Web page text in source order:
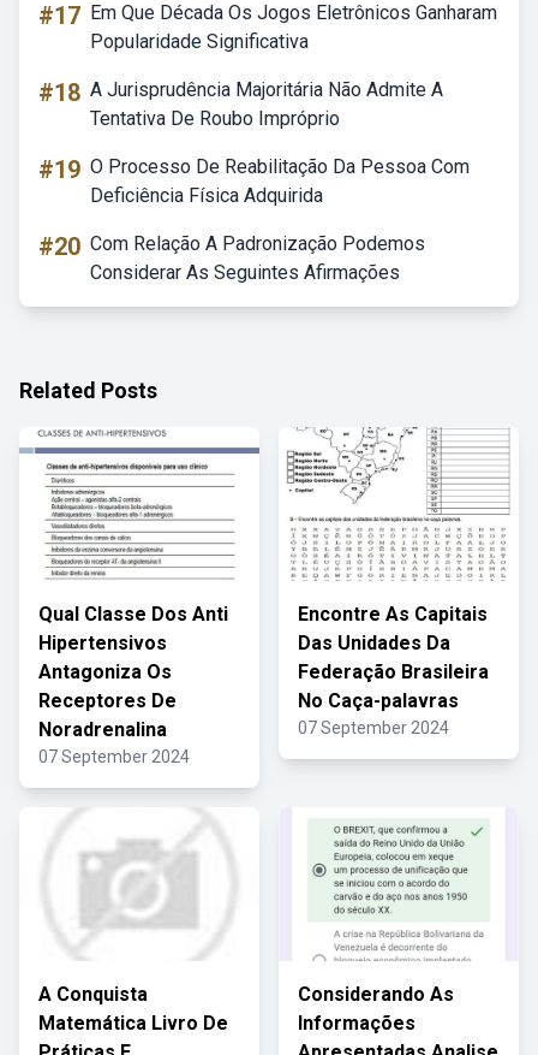
#17 Em Que Década Os Jogos Eletrônicos Ganharam
Popularidade Significativa
#18 A Jurisprudência Majoritária Não Admite A
Tentativa De Roubo Impróprio
#19 O Processo De Reabilitação Da Pessoa Com
Deficiência Física Adquirida
#20 Com Relação A Padronização Podemos
Considerar As Seguintes Afirmações
Related Posts
Qual Classe Dos Anti
Hipertensivos
Antagoniza Os
Receptores De
Noradrenalina
07 September 2024
Encontre As Capitais
Das Unidades Da
Federação Brasileira
No Caça-palavras
07 September 2024
A Conquista
Matemática Livro De
Considerando As
Informações